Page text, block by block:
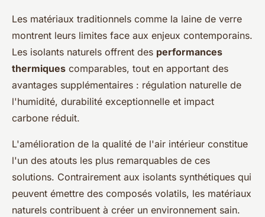
Les matériaux traditionnels comme la laine de verre
montrent leurs limites face aux enjeux contemporains.
Les isolants naturels offrent des performances
thermiques comparables, tout en apportant des
avantages supplémentaires : régulation naturelle de
l'humidité, durabilité exceptionnelle et impact
carbone réduit.
L'amélioration de la qualité de l'air intérieur constitue
l'un des atouts les plus remarquables de ces
solutions. Contrairement aux isolants synthétiques qui
peuvent émettre des composés volatils, les matériaux
naturels contribuent à créer un environnement sain.